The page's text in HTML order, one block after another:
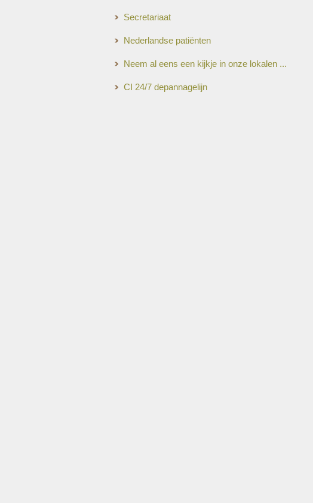
Secretariaat
Nederlandse patiënten
Neem al eens een kijkje in onze lokalen ...
CI 24/7 depannagelijn